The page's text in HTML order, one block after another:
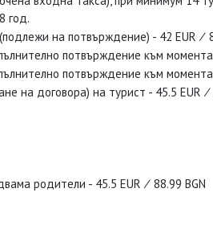
год.
на потвърждение) - 42 EUR ∕
потвърждение към момента
потвърждение към момента
на договора) на турист - 45.5 EUR
родители - 45.5 EUR ∕ 88.99 BGN